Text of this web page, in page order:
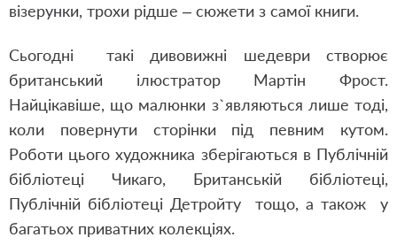
візерунки, трохи рідше – сюжети з самої книги.
Сьогодні такі дивовижні шедеври створює
британський ілюстратор Мартін Фрост.
Найцікавіше, що малюнки з`являються лише тоді,
коли повернути сторінки під певним кутом.
Роботи цього художника зберігаються в Публічній
бібліотеці Чикаго, Британській бібліотеці,
Публічній бібліотеці Детройту тощо, а також у
багатьох приватних колекціях.